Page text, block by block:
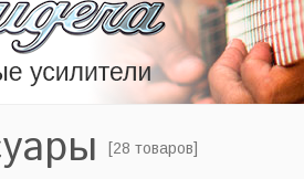
[28 товаров]